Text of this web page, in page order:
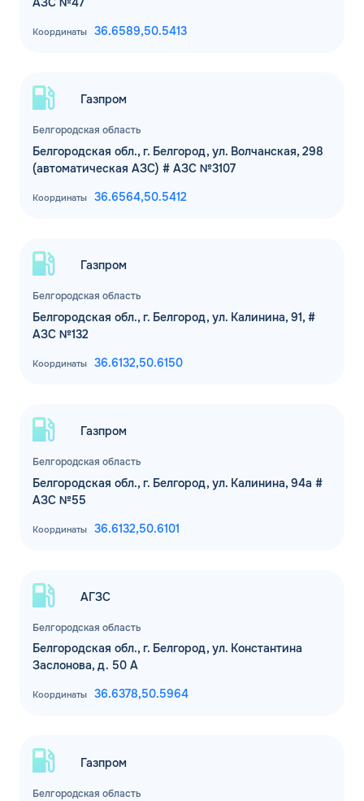
Координаты 36.6589,50.5413
Белгородская область
Газпром
Белгородская обл., г. Белгород, ул. Волчанская, 298
(автоматическая АЗС) # АЗС №3107
Координаты 36.6564,50.5412
Белгородская область
Газпром
Белгородская обл., г. Белгород, ул. Калинина, 91, #
АЗС №132
Координаты 36.6132,50.6150
Белгородская область
Газпром
Белгородская обл., г. Белгород, ул. Калинина, 94а #
АЗС №55
Координаты 36.6132,50.6101
Белгородская область
АГЗС
Белгородская обл., г. Белгород, ул. Константина
Заслонова, д. 50 А
Координаты 36.6378,50.5964
Белгородская область
Газпром
Имя*
Комментарий
Для юр. лиц и ИП
обработкой персональных данных
ДО
Спасибо! Ваша заявка принята.
Мы свяжемся с Вами в ближайшее
рабочее время: пн-пт с 9:00 до 18:00